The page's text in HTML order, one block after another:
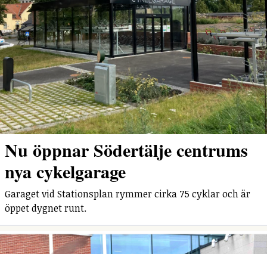
Nu öppnar Södertälje centrums
nya cykelgarage
Garaget vid Stationsplan rymmer cirka 75 cyklar och är
öppet dygnet runt.